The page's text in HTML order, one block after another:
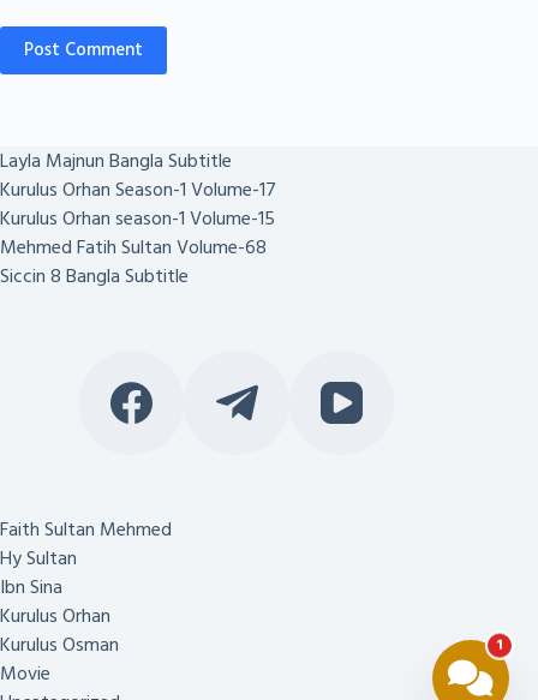
Post Comment
Layla Majnun Bangla Subtitle
Kurulus Orhan Season-1 Volume-17
Kurulus Orhan season-1 Volume-15
Mehmed Fatih Sultan Volume-68
Siccin 8 Bangla Subtitle
Faith Sultan Mehmed
Hy Sultan
Ibn Sina
Kurulus Orhan
Kurulus Osman
Movie
1